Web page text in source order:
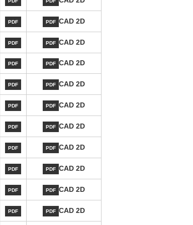
PDF PDF CAD 2D
PDF PDF CAD 2D
PDF PDF CAD 2D
PDF PDF CAD 2D
PDF PDF CAD 2D
PDF PDF CAD 2D
PDF PDF CAD 2D
PDF PDF CAD 2D
PDF PDF CAD 2D
PDF PDF CAD 2D